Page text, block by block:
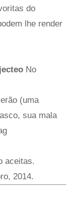
do
lhe render
No
(uma
sua mala
aceitas.
2014.